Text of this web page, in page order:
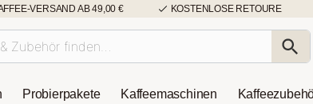
VERSAND AB 49,00 € KOSTENLOSE RETOURE
Probierpakete Kaffeemaschinen